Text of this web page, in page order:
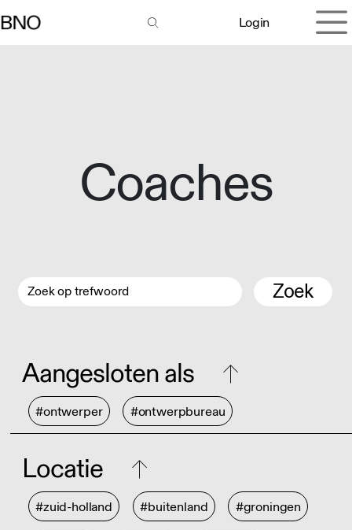
Login
Coaches
Zoek
Aangesloten als
#ontwerper #ontwerpbureau
Locatie
#zuid-holland #buitenland #groningen